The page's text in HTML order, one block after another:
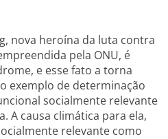
nova heroína da luta contra
pela ONU, é
e esse fato a torna
exemplo de determinação
socialmente relevante
A causa climática para ela,
relevante como